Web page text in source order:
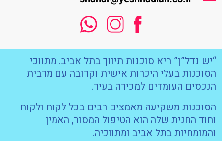
“יש נדל”ן” היא סוכנות תיווך בתל אביב. מתווכי
הסוכנות בעלי היכרות אישית וקרובה עם מרבית
הנכסים העומדים למכירה בעיר.
הסוכנות משקיעה מאמצים רבים בכל לקוח ולקוח
וחוד החנית שלה הוא הטיפול המסור, האמין
והמומחיות בתל אביב ומתווכיה.